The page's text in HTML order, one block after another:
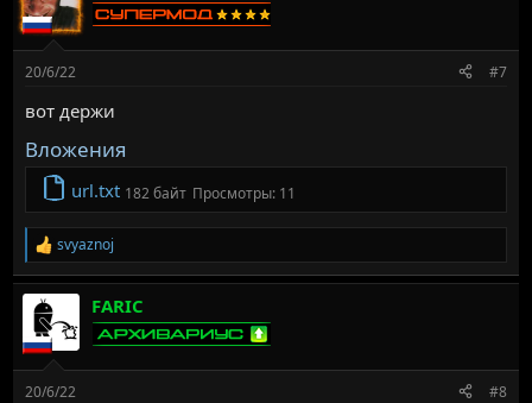
20/6/22 #7
вот держи
Вложения
url.txt 182 байт Просмотры: 11
Р
е
а
к
ц
и
и
:
svyaznoj
FARIC
20/6/22 #8